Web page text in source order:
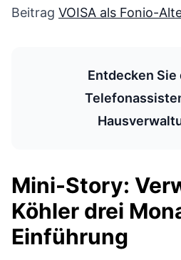
Beitrag VOISA als Fonio-
Entdecken Sie
Mini-Story:
Köhler drei
Einführung